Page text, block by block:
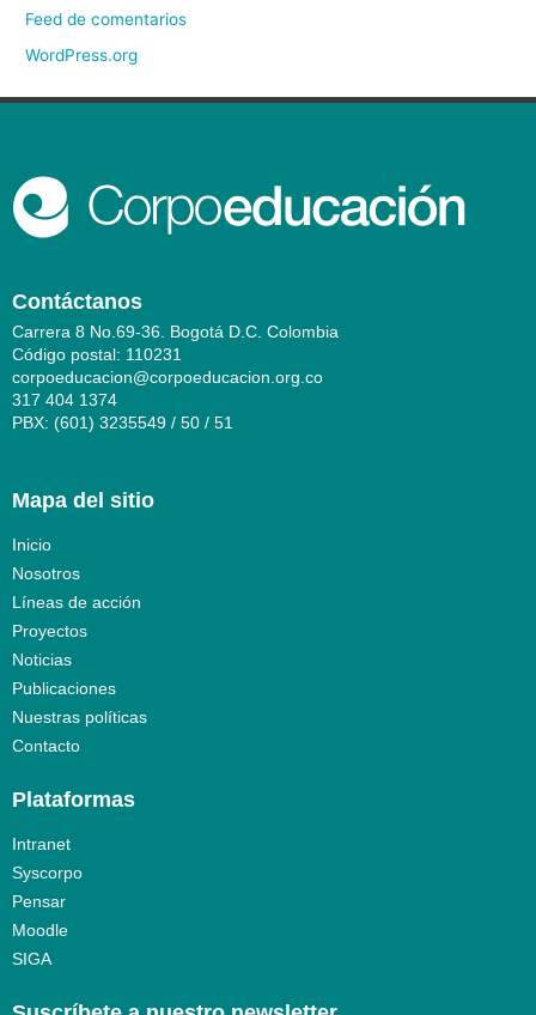
Feed de comentarios
WordPress.org
Contáctanos
Carrera 8 No.69-36. Bogotá D.C. Colombia
Código postal: 110231
corpoeducacion@corpoeducacion.org.co
317 404 1374
PBX: (601) 3235549 / 50 / 51
Mapa del sitio
Inicio
Nosotros
Líneas de acción
Proyectos
Noticias
Publicaciones
Nuestras políticas
Contacto
Plataformas
Intranet
Syscorpo
Pensar
Moodle
SIGA